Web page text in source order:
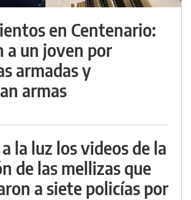
en Centenario:
a un joven por
armadas y
armas
la luz los videos de la
de las mellizas que
a siete policías por